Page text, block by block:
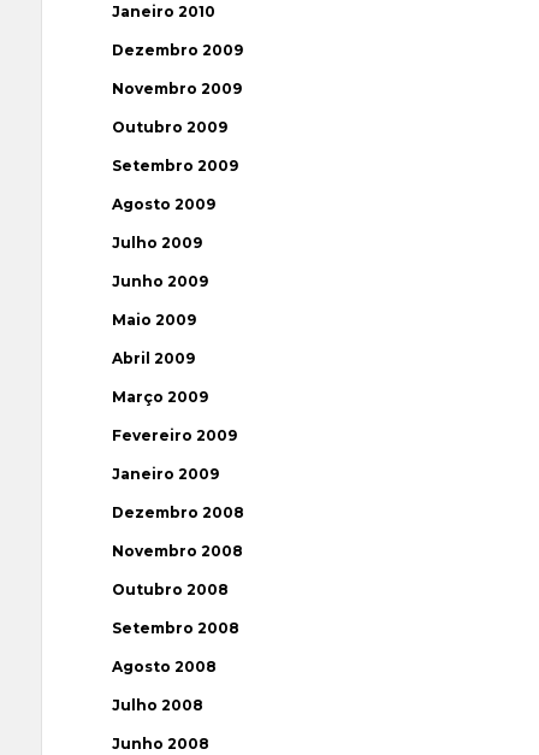
Janeiro 2010
Dezembro 2009
Novembro 2009
Outubro 2009
Setembro 2009
Agosto 2009
Julho 2009
Junho 2009
Maio 2009
Abril 2009
Março 2009
Fevereiro 2009
Janeiro 2009
Dezembro 2008
Novembro 2008
Outubro 2008
Setembro 2008
Agosto 2008
Julho 2008
Junho 2008